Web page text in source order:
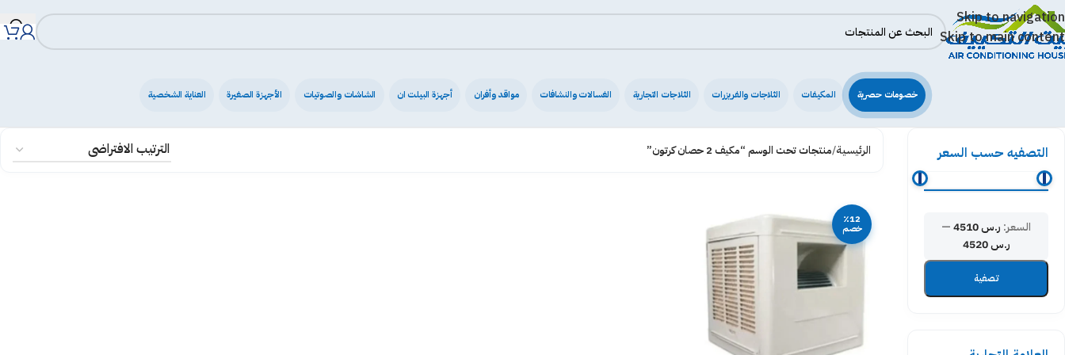
Skip to navigation
Skip to main content
خصومات حصرية المكيفات الثلاجات والفريزرات الثلاجات التجارية الغسالات والنشافات مواقد وأفران أجهزة البيلت ان الشاشات والصوتيات الأجهزة الصغيرة العناية الشخصية
التصفيه حسب السعر
تصفية
السعر: ر.س 4510
—
ر.س 4520
الرئيسية/منتجات تحت الوسم “مكيف 2 حصان كرتون”
٪12
خصم